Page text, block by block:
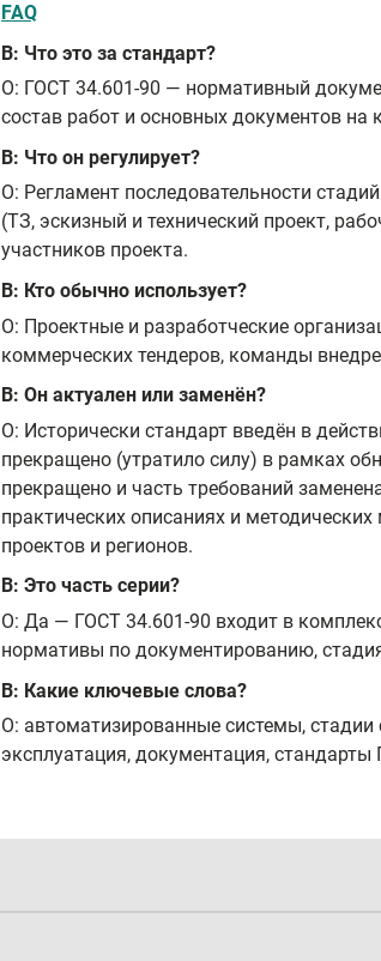
FAQ
В: Что это за стандарт?
О: ГОСТ 34.601-90 — нормативный
состав работ и основных документов на
В: Что он регулирует?
О: Регламент последовательности
(ТЗ, эскизный и технический проект,
участников проекта.
В: Кто обычно использует?
О: Проектные и разработческие
коммерческих тендеров, команды
В: Он актуален или заменён?
О: Исторически стандарт введён в
прекращено (утратило силу) в рамках
прекращено и часть требований
практических описаниях и
проектов и регионов.
В: Это часть серии?
О: Да — ГОСТ 34.601-90 входит в
нормативы по документированию,
В: Какие ключевые слова?
О: автоматизированные системы, стадии
эксплуатация, документация, стандарты